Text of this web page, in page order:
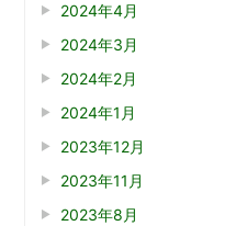
2024年4月
2024年3月
2024年2月
2024年1月
2023年12月
2023年11月
2023年8月